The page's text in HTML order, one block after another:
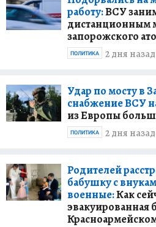
работу:ВСУ
дистанционным
запорожского
2 дня назад
ПОЛИТИКА
Удар по мосту в
снабжение ВСУ
из Европы
2 дня назад
ПОЛИТИКА
Родителей
бабушку с
военные:Как